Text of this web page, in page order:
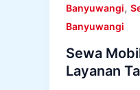
Banyuwangi,
Banyuwangi
Sewa
Layanan